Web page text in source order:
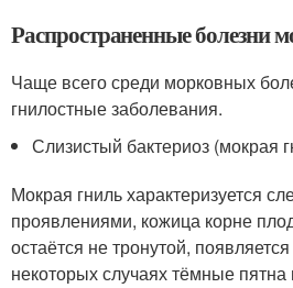
Распространенные болезни
Чаще всего среди морковных
гнилостные заболевания.
Слизистый бактериоз (мокрая
Мокрая гниль характеризуется
проявлениями, кожица корне
остаётся не тронутой,
некоторых случаях тёмные пятна